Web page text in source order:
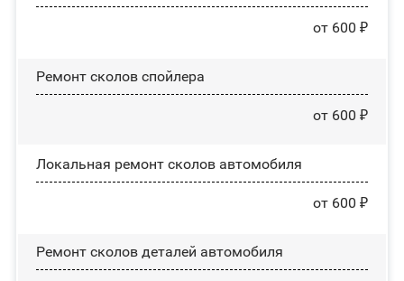
от 600 ₽
Ремонт сколов спойлера
от 600 ₽
Локальная ремонт сколов автомобиля
от 600 ₽
Ремонт сколов деталей автомобиля